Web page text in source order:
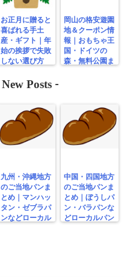
お正月に贈ると
喜ばれる手土
産・ギフト｜年
始の挨拶で失敗
しない選び方
岡山の格安遊園
地＆クーポン情
報｜おもちゃ王
国・ドイツの
森・無料公園ま
New Posts -
九州・沖縄地方
のご当地パンま
とめ｜マンハッ
タン・ゼブラパ
ンなどローカル
中国・四国地方
のご当地パンま
とめ｜ぼうしパ
ン・バラパンな
どローカルパン